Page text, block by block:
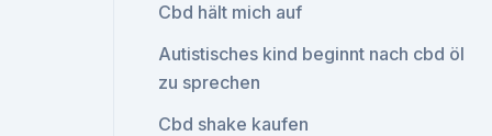
Cbd hält mich auf
Autistisches kind beginnt nach cbd öl
zu sprechen
Cbd shake kaufen